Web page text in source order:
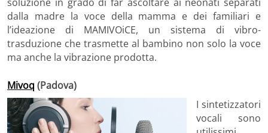
dalla madre la voce della mamma e dei familiari e
l’ideazione di MAMIVOiCE, un sistema di vibro-
trasduzione che trasmette al bambino non solo la voce
ma anche la vibrazione prodotta.
Mivoq (Padova)
I sintetizzatori
vocali sono